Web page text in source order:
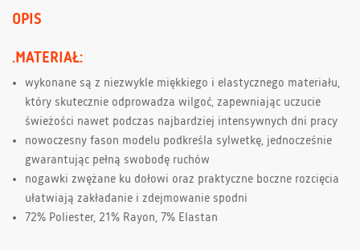
OPIS
.MATERIAŁ:
wykonane są z niezwykle miękkiego i elastycznego materiału,
który skutecznie odprowadza wilgoć, zapewniając uczucie
świeżości nawet podczas najbardziej intensywnych dni pracy
nowoczesny fason modelu podkreśla sylwetkę, jednocześnie
gwarantując pełną swobodę ruchów
nogawki zwężane ku dołowi oraz praktyczne boczne rozcięcia
ułatwiają zakładanie i zdejmowanie spodni
72% Poliester, 21% Rayon, 7% Elastan